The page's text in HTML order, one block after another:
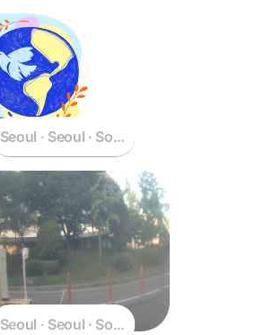
Seoul · Seoul · South Korea
Seoul · Seoul · South Korea